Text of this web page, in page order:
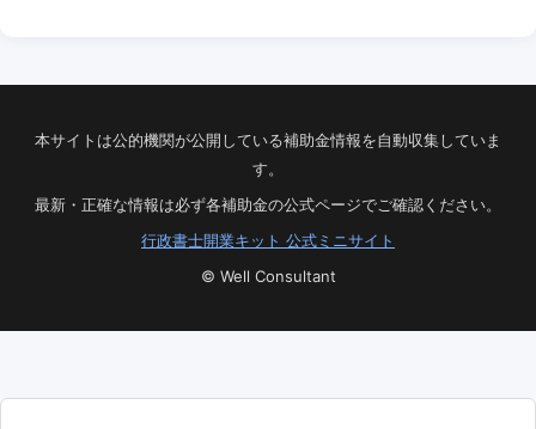
本サイトは公的機関が公開している補助金情報を自動収集していま
す。
最新・正確な情報は必ず各補助金の公式ページでご確認ください。
行政書士開業キット 公式ミニサイト
© Well Consultant